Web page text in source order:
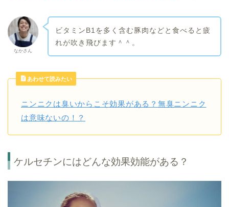
なかさん
ビタミンB1を多く含む豚肉などと食べると疲
れが吹き飛びます＾＾。
あわせて読みたい
ニンニクは臭いからこそ効果がある？無臭ニンニク
は意味ないの！？
ケルセチンにはどんな効果効能がある？